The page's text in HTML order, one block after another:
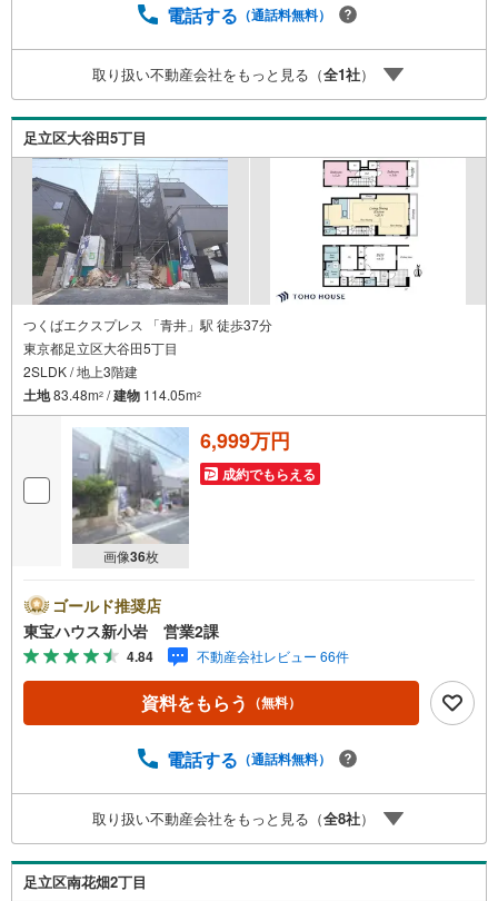
ュレーション。「月々いくらなら安心か」をプロが明確に
はありません。専属FPがお引渡し後も一生涯お守りしま
す。 Yahoo！不動産キャンペーン対象店舗 当店でのご成約
でPayPayボーナスがもらえるキャンペーン対象です！※必
ずYahoo！ JAPAN IDでログインの上お問い合わせくださ
い。
電話する （通話料無料）
取り扱い不動産会社をもっと見る（全1社）
足立区大谷田5丁目
つくばエクスプレス 「青井」駅 徒歩37分
東京都足立区大谷田5丁目
2SLDK / 地上3階建
土地83.48m2 /建物 114.05m2
画像36枚
6,999万円
成約でもらえる
ゴールド推奨店
東宝ハウス新小岩 営業2課
4.84 不動産会社レビュー 66件
資料をもらう （無料）
電話する （通話料無料）
取り扱い不動産会社をもっと見る（全8社）
足立区南花畑2丁目